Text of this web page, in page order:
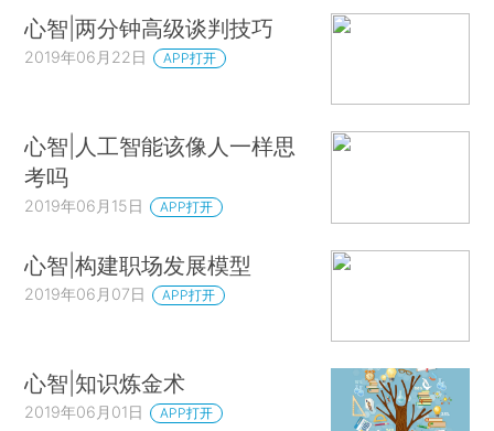
心智|两分钟高级谈判技巧
2019年06月22日 APP打开
心智|人工智能该像人一样思
考吗
2019年06月15日 APP打开
心智|构建职场发展模型
2019年06月07日 APP打开
心智|知识炼金术
2019年06月01日 APP打开